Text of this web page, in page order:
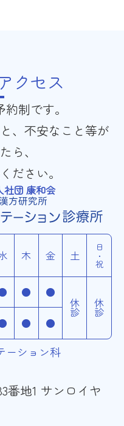
クセス
制です。
、不安なこと等が
ら、
ださい。
社団 康和会
木 金 土 日・祝
● ●
● ●
休診 休診
ーション科
番地1 サンロイヤ